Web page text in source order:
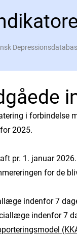
i forbindelse
2025.
pr. 1. januar
for de
indenfor 7
indenfor 7